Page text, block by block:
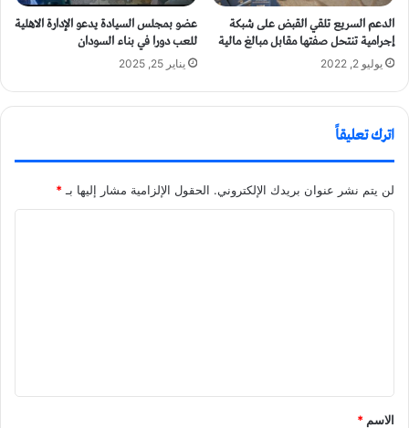
الدعم السريع تلقي القبض على شبكة
إجرامية تنتحل صفتها مقابل مبالغ مالية
يوليو 2, 2022
عضو بمجلس السيادة يدعو الإدارة الاهلية
للعب دورا في بناء السودان
يناير 25, 2025
اترك تعليقاً
لن يتم نشر عنوان بريدك الإلكتروني. الحقول الإلزامية مشار إليها بـ *
الاسم *